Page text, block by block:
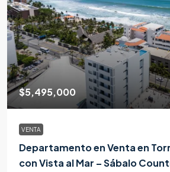
$5,495,000
VENTA
Departamento en Venta en
con Vista al Mar – Sábalo